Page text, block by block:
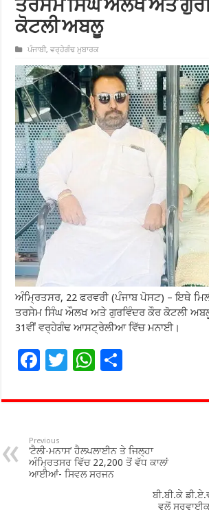
ਤਰਸੇਮ ਸਿੰਘ ਔਲਖ ਅਤੇ
ਕੋਟਲੀ ਅਬਲੂ
ਪੰਜਾਬੀ,ਵਰ੍ਹੇਗੰਢ ਮੁਬਾਰਕ
ਅੰਮ੍ਰਿਤਸਰ, 22 ਫਰਵਰੀ (ਪੰਜਾਬ ਪੋਸਟ) – ਇਥੇ
ਤਰਸੇਮ ਸਿੰਘ ਔਲਖ ਅਤੇ ਗੁਰਵਿੰਦਰ ਕੌਰ ਕੋਟਲੀ
31ਵੀਂ ਵਰ੍ਹੇਗੰਢ ਆਸਟ੍ਰੇਲੀਆ ਵਿੱਚ ਮਨਾਈ।
F
e
o
o
T
tt
W
at
p
p
ar
Previous
‘ਟੈਲੀ-ਮਨਾਸ’ ਹੈਲਪਲਾਈਨ ਤੇ ਜਿਲ੍ਹਾ
ਅੰਮ੍ਰਿਤਸਰ ਵਿੱਚ 22,200 ਤੋਂ ਵੱਧ ਕਾਲਾਂ
ਆਈਆਂ- ਸਿਵਲ ਸਰਜਨ
ਬੀ.ਬੀ.ਕੇ
ਵਲੋਂ